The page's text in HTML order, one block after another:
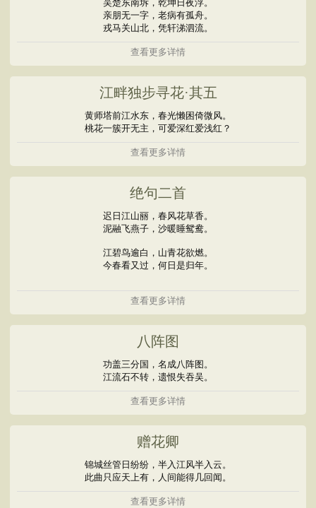
吴楚东南坼，乾坤日夜浮。
亲朋无一字，老病有孤舟。
戎马关山北，凭轩涕泗流。
查看更多详情
江畔独步寻花·其五
黄师塔前江水东，春光懒困倚微风。
桃花一簇开无主，可爱深红爱浅红？
查看更多详情
绝句二首
迟日江山丽，春风花草香。
泥融飞燕子，沙暖睡鸳鸯。
江碧鸟逾白，山青花欲燃。
今春看又过，何日是归年。
查看更多详情
八阵图
功盖三分国，名成八阵图。
江流石不转，遗恨失吞吴。
查看更多详情
赠花卿
锦城丝管日纷纷，半入江风半入云。
此曲只应天上有，人间能得几回闻。
查看更多详情